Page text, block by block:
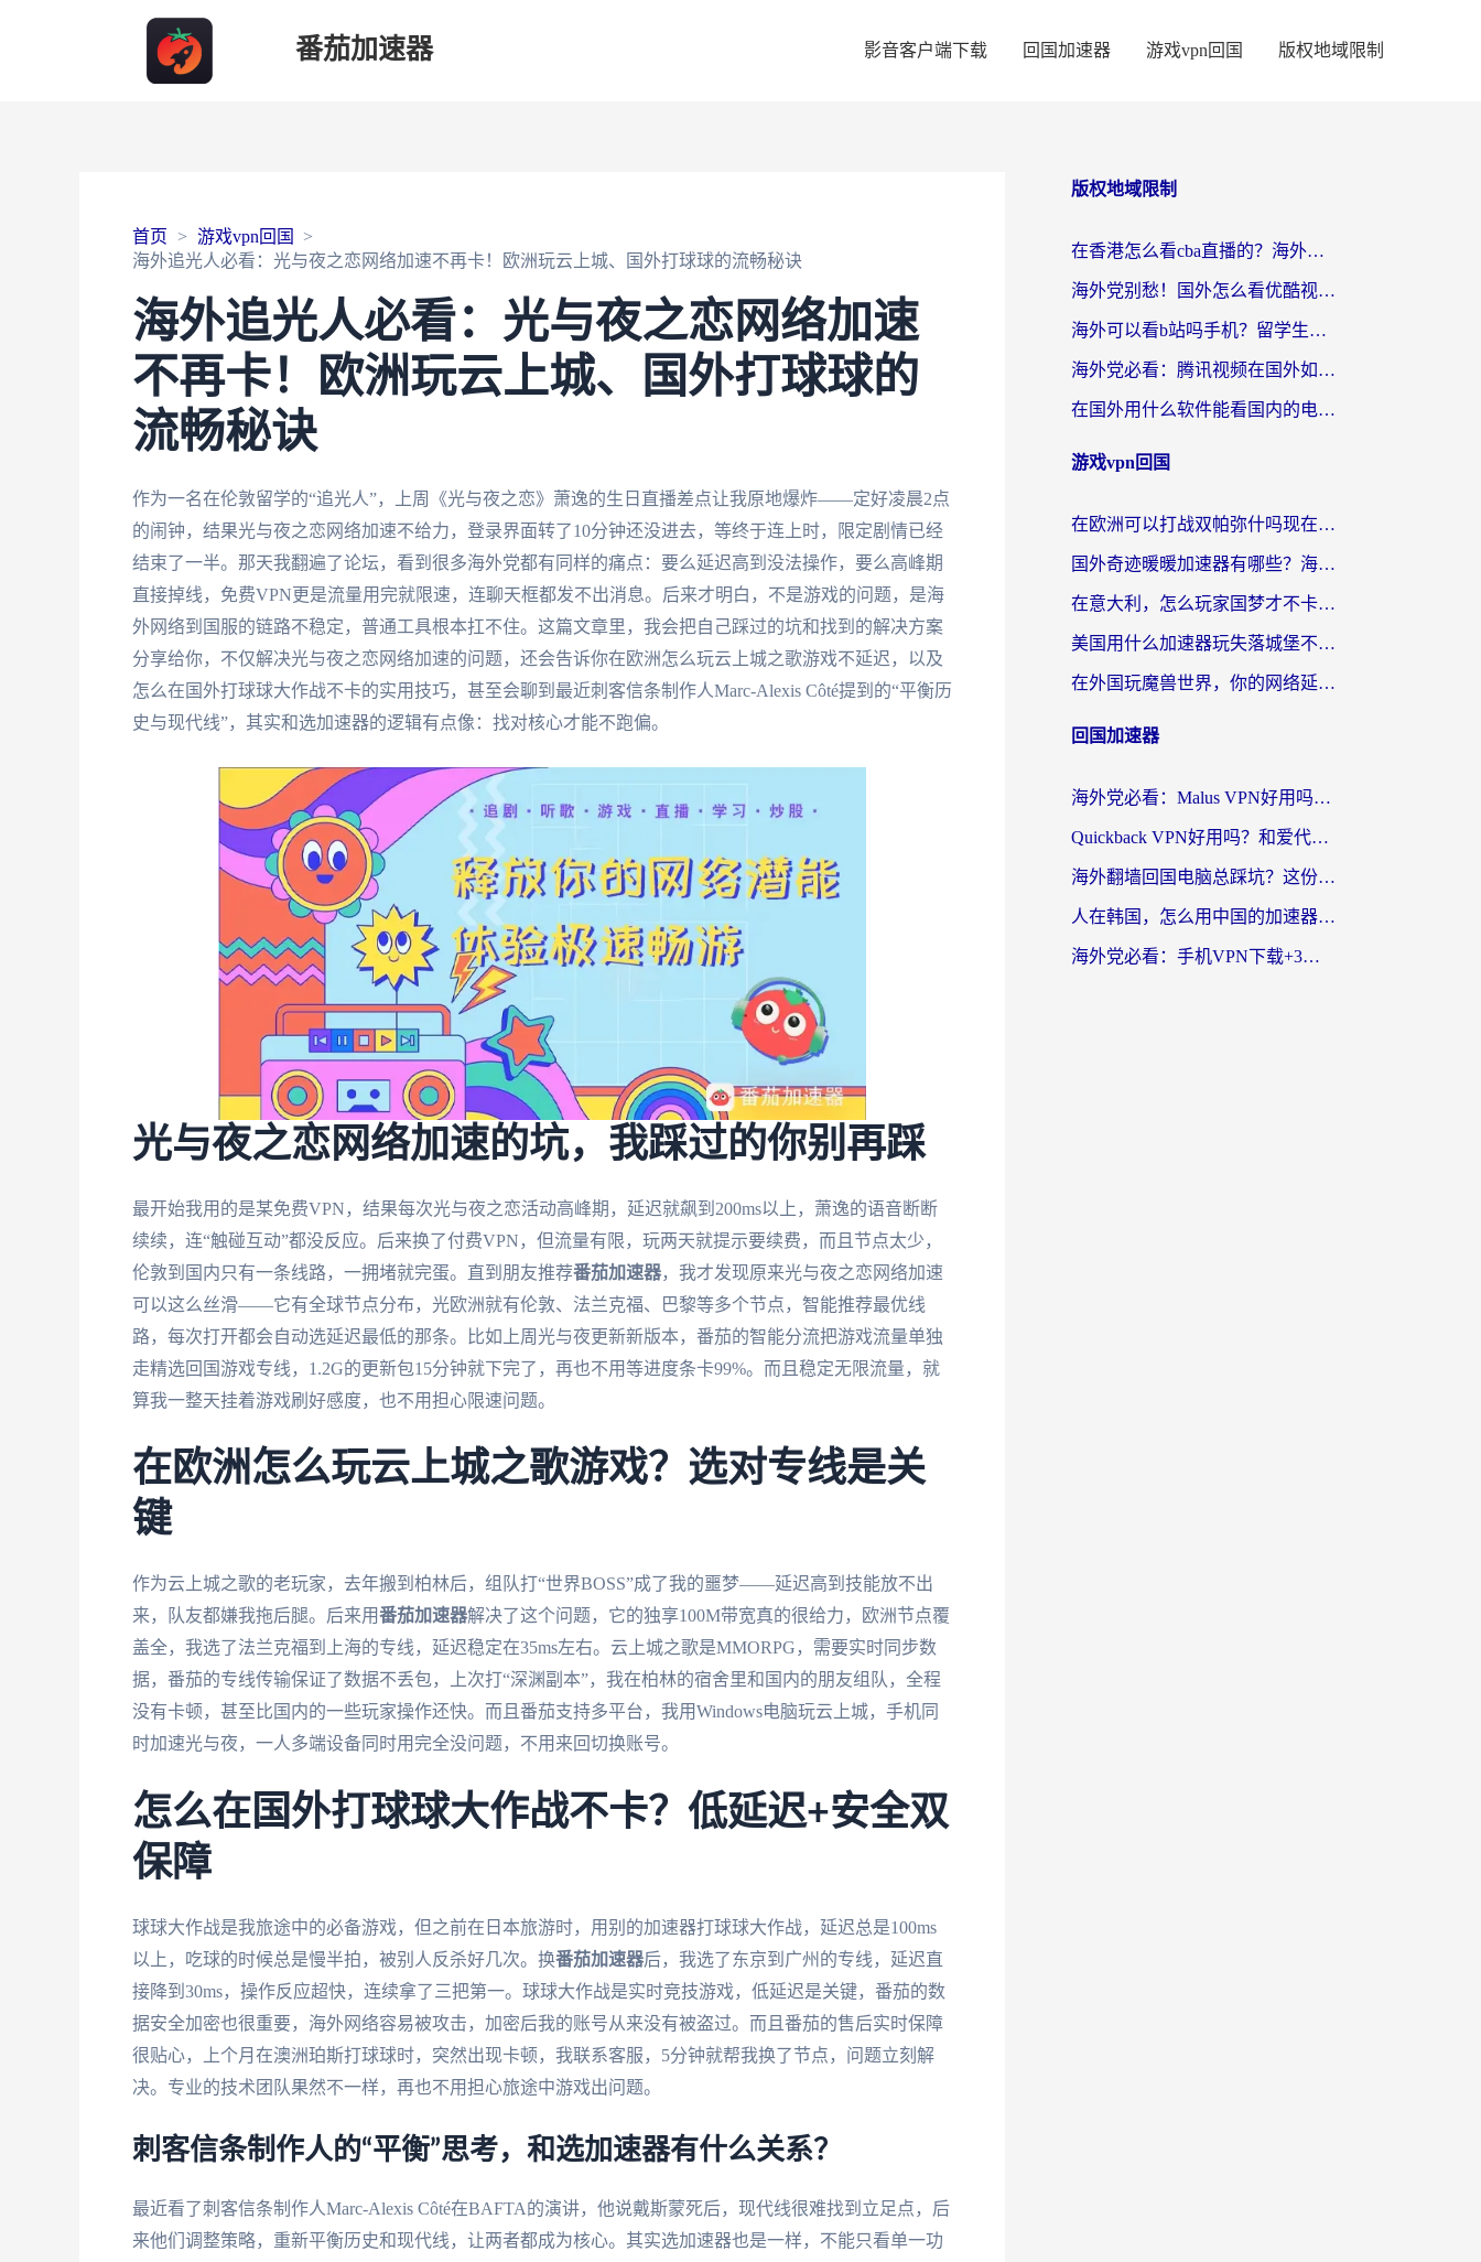
番茄加速器 影音客户端下载 回国加速器 游戏vpn回国 版权地域限制
首页
游戏vpn回国
海外追光人必看：光与夜之恋网络加速不再卡！欧洲玩云上城、国外打球球的流畅秘诀
海外追光人必看：光与夜之恋网络加速
不再卡！欧洲玩云上城、国外打球球的
流畅秘诀
作为一名在伦敦留学的“追光人”，上周《光与夜之恋》萧逸的生日直播差点让我原地爆炸——定好凌晨2点
的闹钟，结果光与夜之恋网络加速不给力，登录界面转了10分钟还没进去，等终于连上时，限定剧情已经
结束了一半。那天我翻遍了论坛，看到很多海外党都有同样的痛点：要么延迟高到没法操作，要么高峰期
直接掉线，免费VPN更是流量用完就限速，连聊天框都发不出消息。后来才明白，不是游戏的问题，是海
外网络到国服的链路不稳定，普通工具根本扛不住。这篇文章里，我会把自己踩过的坑和找到的解决方案
分享给你，不仅解决光与夜之恋网络加速的问题，还会告诉你在欧洲怎么玩云上城之歌游戏不延迟，以及
怎么在国外打球球大作战不卡的实用技巧，甚至会聊到最近刺客信条制作人Marc-Alexis Côté提到的“平衡历
史与现代线”，其实和选加速器的逻辑有点像：找对核心才能不跑偏。
光与夜之恋网络加速的坑，我踩过的你别再踩
最开始我用的是某免费VPN，结果每次光与夜之恋活动高峰期，延迟就飙到200ms以上，萧逸的语音断断
续续，连“触碰互动”都没反应。后来换了付费VPN，但流量有限，玩两天就提示要续费，而且节点太少，
伦敦到国内只有一条线路，一拥堵就完蛋。直到朋友推荐番茄加速器，我才发现原来光与夜之恋网络加速
可以这么丝滑——它有全球节点分布，光欧洲就有伦敦、法兰克福、巴黎等多个节点，智能推荐最优线
路，每次打开都会自动选延迟最低的那条。比如上周光与夜更新新版本，番茄的智能分流把游戏流量单独
走精选回国游戏专线，1.2G的更新包15分钟就下完了，再也不用等进度条卡99%。而且稳定无限流量，就
算我一整天挂着游戏刷好感度，也不用担心限速问题。
在欧洲怎么玩云上城之歌游戏？选对专线是关
键
作为云上城之歌的老玩家，去年搬到柏林后，组队打“世界BOSS”成了我的噩梦——延迟高到技能放不出
来，队友都嫌我拖后腿。后来用番茄加速器解决了这个问题，它的独享100M带宽真的很给力，欧洲节点覆
盖全，我选了法兰克福到上海的专线，延迟稳定在35ms左右。云上城之歌是MMORPG，需要实时同步数
据，番茄的专线传输保证了数据不丢包，上次打“深渊副本”，我在柏林的宿舍里和国内的朋友组队，全程
没有卡顿，甚至比国内的一些玩家操作还快。而且番茄支持多平台，我用Windows电脑玩云上城，手机同
时加速光与夜，一人多端设备同时用完全没问题，不用来回切换账号。
怎么在国外打球球大作战不卡？低延迟+安全双
保障
球球大作战是我旅途中的必备游戏，但之前在日本旅游时，用别的加速器打球球大作战，延迟总是100ms
以上，吃球的时候总是慢半拍，被别人反杀好几次。换番茄加速器后，我选了东京到广州的专线，延迟直
接降到30ms，操作反应超快，连续拿了三把第一。球球大作战是实时竞技游戏，低延迟是关键，番茄的数
据安全加密也很重要，海外网络容易被攻击，加密后我的账号从来没有被盗过。而且番茄的售后实时保障
很贴心，上个月在澳洲珀斯打球球时，突然出现卡顿，我联系客服，5分钟就帮我换了节点，问题立刻解
决。专业的技术团队果然不一样，再也不用担心旅途中游戏出问题。
刺客信条制作人的“平衡”思考，和选加速器有什么关系？
最近看了刺客信条制作人Marc-Alexis Côté在BAFTA的演讲，他说戴斯蒙死后，现代线很难找到立足点，后
来他们调整策略，重新平衡历史和现代线，让两者都成为核心。其实选加速器也是一样，不能只看单一功
版权地域限制
在香港怎么看cba直播的？海外党体育观赛终极指南：告别版权限制，畅享中文解说
海外党别愁！国外怎么看优酷视频？一招解决追剧、看直播难题
海外可以看b站吗手机？留学生亲测有效的回国加速指南
海外党必看：腾讯视频在国外如何解除地域限制？附优酷咪咕使用指南
在国外用什么软件能看国内的电视剧啊？留学生亲测有效的回国加速方案
游戏vpn回国
在欧洲可以打战双帕弥什吗现在？跨越延迟墙的实战指南
国外奇迹暖暖加速器有哪些？海外党国服游戏畅玩终极指南（附亲测推荐）
在意大利，怎么玩家国梦才不卡？这份终极加速指南请收好
美国用什么加速器玩失落城堡不卡？海外党亲测有效的国服游戏加速指南
在外国玩魔兽世界，你的网络延迟是最大的敌人
回国加速器
海外党必看：Malus VPN好用吗？和迅猛兔VPN对比哪个回国效果更好？附真实体验与避坑指南
Quickback VPN好用吗？和爱代理VPN对比哪个回国效果更好？
海外翻墙回国电脑总踩坑？这份实测指南帮你选对加速器（附ChickCNinitapMalus对比）
人在韩国，怎么用中国的加速器刷剧打游戏？这份真实体验指南给你答案
海外党必看：手机VPN下载+3步选对回国加速器，无缝刷国内资源不再愁